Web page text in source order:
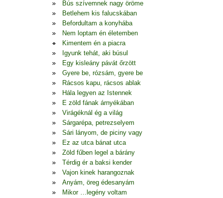
Bús szívemnek nagy öröme
Betlehem kis falucskában
Befordultam a konyhába
Nem loptam én életemben
Kimentem én a piacra
Igyunk tehát, aki búsul
Egy kisleány pávát őrzött
Gyere be, rózsám, gyere be
Rácsos kapu, rácsos ablak
Hála legyen az Istennek
E zöld fának árnyékában
Virágéknál ég a világ
Sárgarépa, petrezselyem
Sári lányom, de piciny vagy
Ez az utca bánat utca
Zöld fűben legel a bárány
Térdig ér a baksi kender
Vajon kinek harangoznak
Anyám, öreg édesanyám
Mikor …legény voltam